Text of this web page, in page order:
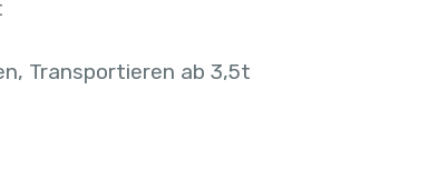
Transportieren ab 3,5t